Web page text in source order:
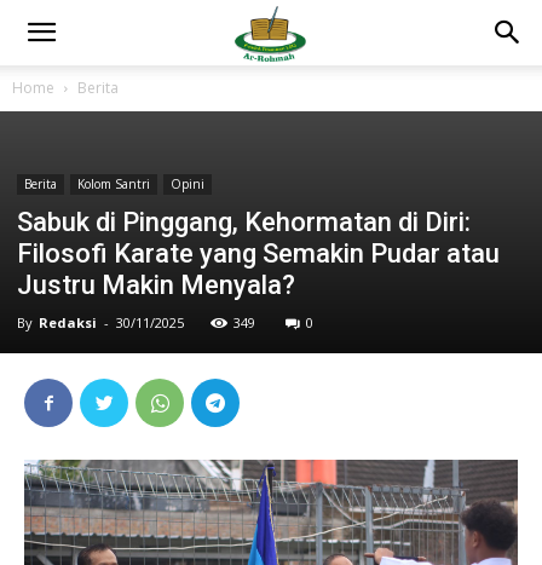
Home Berita
Berita Kolom Santri Opini
Sabuk di Pinggang, Kehormatan di Diri:
Filosofi Karate yang Semakin Pudar atau
Justru Makin Menyala?
By Redaksi - 30/11/2025 349 0